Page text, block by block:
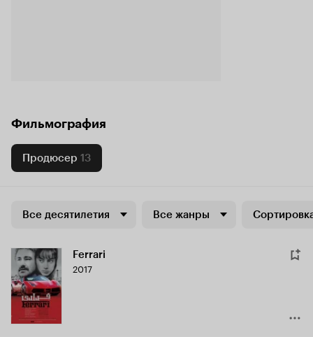
Фильмография
Продюсер 13
Все десятилетия Все жанры
Ferrari
2017